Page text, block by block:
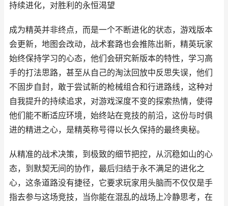
持续进化，对胜利的永恒渴望
成为精英并非终点，而是一个不断进化的状态，游戏版本
会更新，地图会改动，战术套路也会推陈出新，精英玩家
始终保持学习的心态，他们会研究新版本的特性，学习高
手的打法思路，甚至从自己的淘汰回放中反思失误，他们
不固步自封，敢于尝试新的枪械组合和行进路线，这种对
自我提升的持续追求，对游戏深度不变的探索热情，使得
他们能不断适应环境，始终站在竞技的前沿，这份与时俱
进的精进之心，是精英称号得以长久保持的最终奥秘。
从精准的战术决策，到极致的细节把控，从沉稳如山的心
态，到默契无间的协作，最后归结于永不满足的进化之
心，这条道路没有捷径，它要求玩家用头脑而不仅仅是手
指去参与这场竞技，当你能在混乱的战场上冷静思考，在